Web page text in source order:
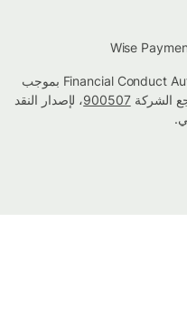
تم اعتماد شركة Wise بواسطة Financial Conduct Authority بموجب
900507، لإصدار النقد